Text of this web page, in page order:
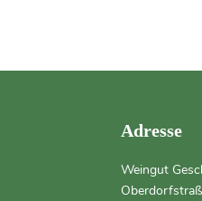
Adresse
Weingut